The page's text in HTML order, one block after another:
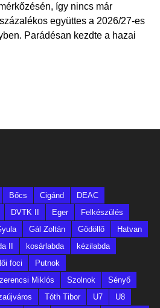
így nincs már
együttes a 2026/27-es
Parádésan kezdte a hazai
Bőcs Cigánd
DEAC
DVTK II Eger
Felkészülés
Gál Zoltán Gödöllő
Hatvan
II kosárlabda
kézilabda
foci
Putnok
Miklós Szolnok
Sényő
Tóth Tibor U7
U8